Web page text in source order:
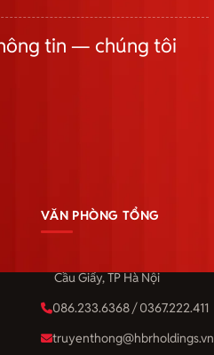
tin — chúng tôi
VĂN PHÒNG TỔNG
Cầu Giấy, TP Hà Nội
086.233.6368 / 0367.222.411
truyenthong@hbrholdings.vn